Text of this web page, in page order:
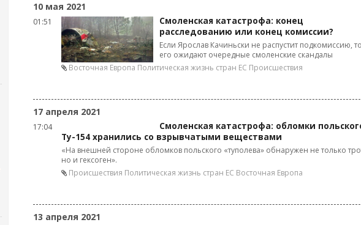
10 мая 2021
01:51
Смоленская катастрофа: конец
расследованию или конец комиссии?
Если Ярослав Качиньски не распустит подкомиссию, то
его ожидают очередные смоленские скандалы
Восточная Европа Политическая жизнь стран ЕС Происшествия
17 апреля 2021
17:04
Смоленская катастрофа: обломки
Ту-154 хранились со взрывчатыми веществами
«На внешней стороне обломков польского «туполева» обнаружен не только
но и гексоген».
Происшествия Политическая жизнь стран ЕС Восточная Европа
13 апреля 2021